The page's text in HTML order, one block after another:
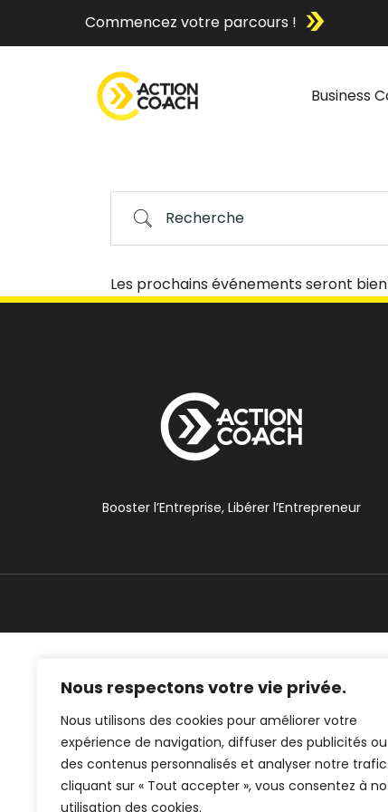
Nous respectons votre vie privée.
Nous utilisons des cookies pour améliorer votre
expérience de navigation, diffuser des publicités ou
des contenus personnalisés et analyser notre
cliquant sur « Tout accepter », vous consentez à
utilisation des cookies.
Commencez votre parcours !
Business
Les prochains événements seront
Booster l’Entreprise, Libérer l’Entrepreneur